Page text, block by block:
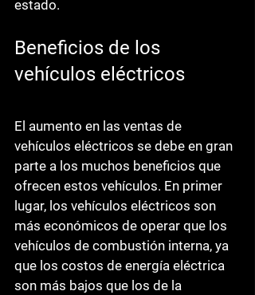
estado.
Beneficios de los
vehículos eléctricos
El aumento en las ventas de
vehículos eléctricos se debe en gran
parte a los muchos beneficios que
ofrecen estos vehículos. En primer
lugar, los vehículos eléctricos son
más económicos de operar que los
vehículos de combustión interna, ya
que los costos de energía eléctrica
son más bajos que los de la